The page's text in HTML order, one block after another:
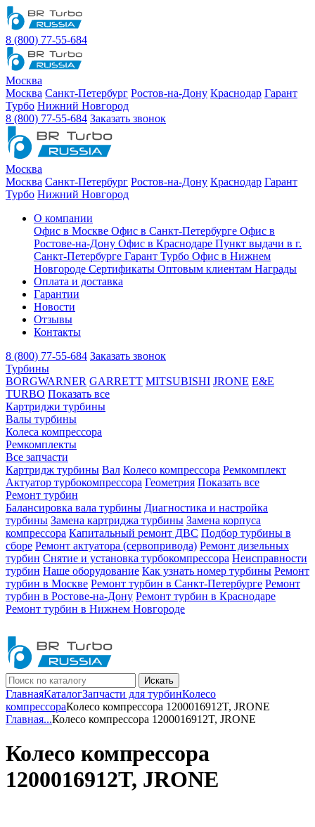
8 (800) 77-55-684
Москва
Москва Санкт-Петербург Ростов-на-Дону Краснодар Гарант
Турбо Нижний Новгород
8 (800) 77-55-684 Заказать звонок
Москва
Москва Санкт-Петербург Ростов-на-Дону Краснодар Гарант
Турбо Нижний Новгород
О компании
Офис в Москве Офис в Санкт-Петербурге Офис в
Ростове-на-Дону Офис в Краснодаре Пункт выдачи в г.
Санкт-Петербурге Гарант Турбо Офис в Нижнем
Новгороде Сертификаты Оптовым клиентам Награды
Оплата и доставка
Гарантии
Новости
Отзывы
Контакты
8 (800) 77-55-684 Заказать звонок
Турбины
BORGWARNER GARRETT MITSUBISHI JRONE E&E
TURBO Показать все
Картриджи турбины
Валы турбины
Колеса компрессора
Ремкомплекты
Все запчасти
Картридж турбины Вал Колесо компрессора Ремкомплект
Актуатор турбокомпрессора Геометрия Показать все
Ремонт турбин
Балансировка вала турбины Диагностика и настройка
турбины Замена картриджа турбины Замена корпуса
компрессора Капитальный ремонт ДВС Подбор турбины в
сборе Ремонт актуатора (сервопривода) Ремонт дизельных
турбин Снятие и установка турбокомпрессора Неисправности
турбин Наше оборудование Как узнать номер турбины Ремонт
турбин в Москве Ремонт турбин в Санкт-Петербурге Ремонт
турбин в Ростове-на-Дону Ремонт турбин в Краснодаре
Ремонт турбин в Нижнем Новгороде
Искать
ГлавнаяКаталогЗапчасти для турбинКолесо
компрессораКолесо компрессора 1200016912T, JRONE
Главная...Колесо компрессора 1200016912T, JRONE
Колесо компрессора
1200016912T, JRONE